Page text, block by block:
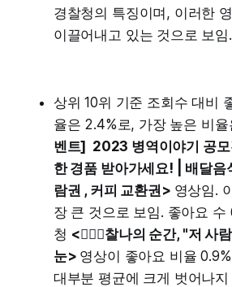
경찰청의 특징이며, 이러한
이끌어내고 있는 것으로 보임.
상위 10위 기준 조회수 대비
율은 2.4%로, 가장 높은 비율
벤트] 2023 병역이야기 공모
한 경품 받아가세요! | 배달음
람권 , 커피 교환권> 영상임.
장 큰 것으로 보임. 좋아요
청 <👮🏻‍♂찰나의 순간, "저 사
눈> 영상이 좋아요 비율
대부분 평균에 크게 벗어나